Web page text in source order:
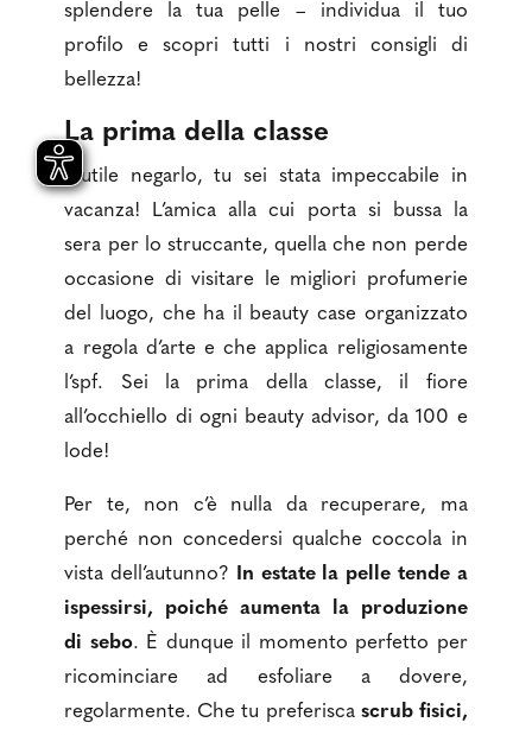
splendere la tua pelle – individua il tuo
profilo e scopri tutti i nostri consigli di
bellezza!
La prima della classe
Inutile negarlo, tu sei stata impeccabile in
vacanza! L’amica alla cui porta si bussa la
sera per lo struccante, quella che non perde
occasione di visitare le migliori profumerie
del luogo, che ha il beauty case organizzato
a regola d’arte e che applica religiosamente
l’spf. Sei la prima della classe, il fiore
all’occhiello di ogni beauty advisor, da 100 e
lode!
Per te, non c’è nulla da recuperare, ma
perché non concedersi qualche coccola in
vista dell’autunno?
In estate la pelle tende a
ispessirsi, poiché aumenta la produzione
di sebo. È dunque il momento perfetto per
ricominciare ad esfoliare a dovere,
regolarmente. Che tu preferisca scrub fisici,